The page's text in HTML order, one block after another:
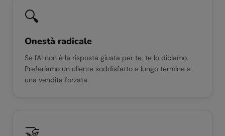
🔍
Onestà radicale
Se l'AI non è la risposta giusta per te, te lo diciamo.
Preferiamo un cliente soddisfatto a lungo termine a
una vendita forzata.
🤝